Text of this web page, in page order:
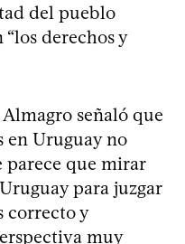
del pueblo
“los derechos y
Almagro señaló que
en Uruguay no
parece que mirar
para juzgar
correcto y
muy